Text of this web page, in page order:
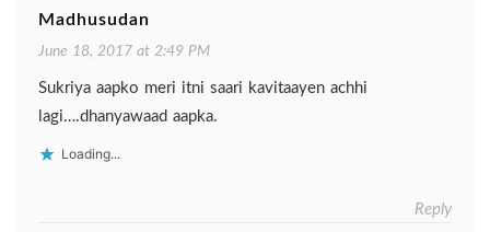
Madhusudan
June 18, 2017 at 2:49 PM
Sukriya aapko meri itni saari kavitaayen achhi
lagi….dhanyawaad aapka.
Loading...
Reply